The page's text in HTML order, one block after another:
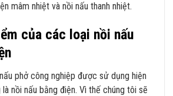
mâm nhiệt và nồi nấu thanh nhiệt.
của các loại nồi nấu
phở công nghiệp được sử dụng hiện
nồi nấu bằng điện. Vì thế chúng tôi sẽ